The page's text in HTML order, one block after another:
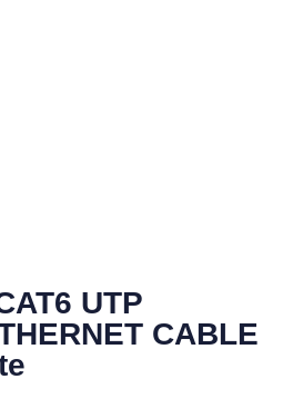
UTP
CABLE